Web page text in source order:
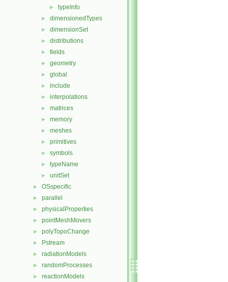
► typeInfo
► dimensionedTypes
► dimensionSet
► distributions
► fields
► geometry
► global
► include
► interpolations
► matrices
► memory
► meshes
► primitives
► symbols
► typeName
► unitSet
► OSspecific
► parallel
► physicalProperties
► pointMeshMovers
► polyTopoChange
► Pstream
► radiationModels
► randomProcesses
► reactionModels